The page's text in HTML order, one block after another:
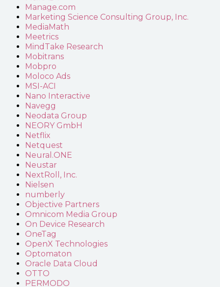
Manage.com
Marketing Science Consulting Group, Inc.
MediaMath
Meetrics
MindTake Research
Mobitrans
Mobpro
Moloco Ads
MSI-ACI
Nano Interactive
Navegg
Neodata Group
NEORY GmbH
Netflix
Netquest
Neural.ONE
Neustar
NextRoll, Inc.
Nielsen
numberly
Objective Partners
Omnicom Media Group
On Device Research
OneTag
OpenX Technologies
Optomaton
Oracle Data Cloud
OTTO
PERMODO